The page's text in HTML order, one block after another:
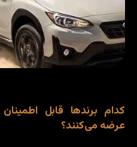
کدام برندها قابل
عرضه می‌کنند؟